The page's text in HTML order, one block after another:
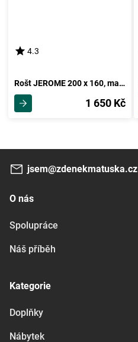
4.3
Rošt JEROME 200 x 160, masiv smrk
1 650 Kč
jsem@zdenekmatuska.cz
O nás
Spolupráce
Náš příběh
Kategorie
Doplňky
Nábytek